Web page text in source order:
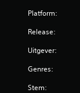
Platform:
Release:
Uitgever:
Genres:
Stem: